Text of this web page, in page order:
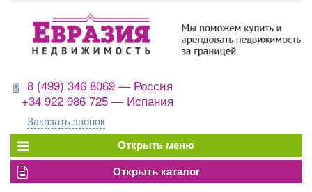
8 (499) 346 8069 — Россия
+34 922 986 725 — Испания
Заказать звонок